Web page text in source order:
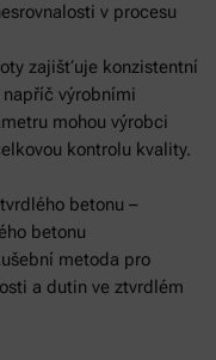
v procesu
zajišťuje konzistentní
výrobními
mohou výrobci
kontrolu kvality.
betonu –
betonu
metoda pro
a dutin ve ztvrdlém